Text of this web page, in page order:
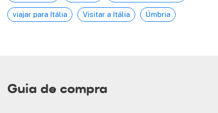
viajar para Itália Visitar a Itália Úmbria
Guia de compra